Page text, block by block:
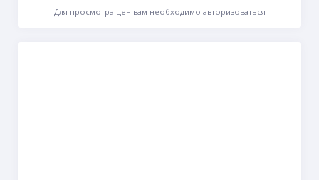
Для просмотра цен вам необходимо авторизоваться